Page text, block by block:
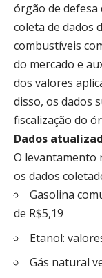
órgão de defesa
coleta de dados
combustíveis
do mercado e
dos valores
disso, os dados
fiscalização do
Dados
O levantamento
os dados
Gasolina
de R$5,19
Etanol:
Gás natural